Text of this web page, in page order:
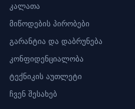
კალათა
მიწოდების პირობები
გარანტია და დაბრუნება
კონფიდენციალობა
ტექნიკის აუთლეტი
ჩვენ შესახებ